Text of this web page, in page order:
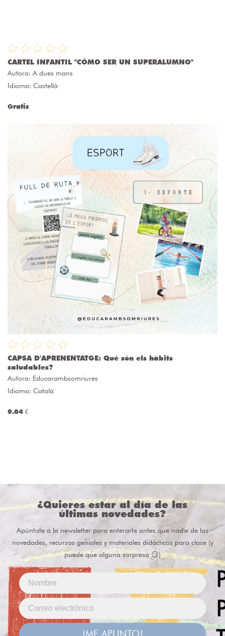
CARTEL INFANTIL "CÓMO SER UN SUPERALUMNO"
Autora: A dues mans
Idioma: Castellà
Gratis
CAPSA D'APRENENTATGE: Què són els hàbits
saludables?
Autora: Educarambsomriures
Idioma: Català
9.04 €
¿Quieres estar al día de las
últimas novedades?
Apúntate a la newsletter para enterarte antes que nadie de las
novedades, recursos geniales y materiales didácticos para clase (y
puede que alguna sorpresa 😏)
¡ME APUNTO!